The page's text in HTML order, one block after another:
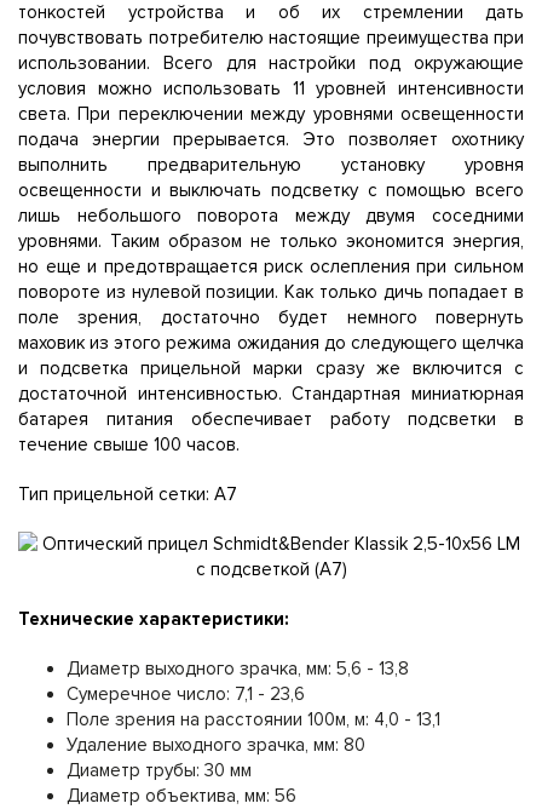
тонкостей устройства и об их стремлении дать
почувствовать потребителю настоящие преимущества при
использовании. Всего для настройки под окружающие
условия можно использовать 11 уровней интенсивности
света. При переключении между уровнями освещенности
подача энергии прерывается. Это позволяет охотнику
выполнить предварительную установку уровня
освещенности и выключать подсветку с помощью всего
лишь небольшого поворота между двумя соседними
уровнями. Таким образом не только экономится энергия,
но еще и предотвращается риск ослепления при сильном
повороте из нулевой позиции. Как только дичь попадает в
поле зрения, достаточно будет немного повернуть
маховик из этого режима ожидания до следующего щелчка
и подсветка прицельной марки сразу же включится с
достаточной интенсивностью. Стандартная миниатюрная
батарея питания обеспечивает работу подсветки в
течение свыше 100 часов.
Тип прицельной сетки: A7
Технические характеристики:
Диаметр выходного зрачка, мм: 5,6 - 13,8
Сумеречное число: 7,1 - 23,6
Поле зрения на расстоянии 100м, м: 4,0 - 13,1
Удаление выходного зрачка, мм: 80
Диаметр трубы: 30 мм
Диаметр объектива, мм: 56